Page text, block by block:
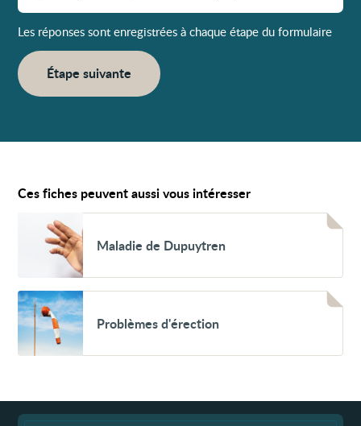
Les réponses sont enregistrées à chaque étape du formulaire
Étape suivante
Ces fiches peuvent aussi vous intéresser
Maladie
Dupuytren
Maladie de Dupuytren
Voir
Problèmes
d'érection
Problèmes d'érection